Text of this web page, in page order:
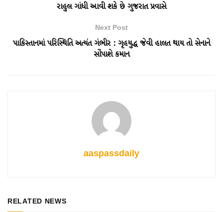
રાહુલ ગાંધી આવી શકે છે ગુજરાત પ્રવાસે
Next Post
પાકિસ્તાનમાં પરિસ્થિતિ અત્યંત ગંભીર : ગૃહયુદ્ધ જેવી હાલત થાય તો સેનાને
સોંપાશે કમાન
aaspassdaily
RELATED NEWS